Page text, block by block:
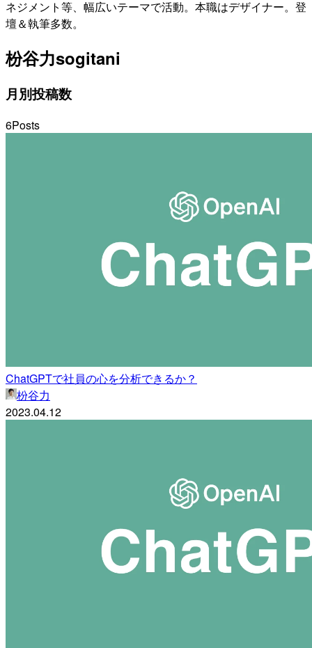
ネジメント等、幅広いテーマで活動。本職はデザイナー。登
壇＆執筆多数。
枌谷力sogitani
月別投稿数
6Posts
ChatGPTで社員の心を分析できるか？
枌谷力
2023.04.12